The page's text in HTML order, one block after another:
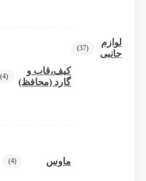
لوازم
جانبی
(37)
کیف،قاب و
گارد (محافظ)
(4)
ماوس (4)